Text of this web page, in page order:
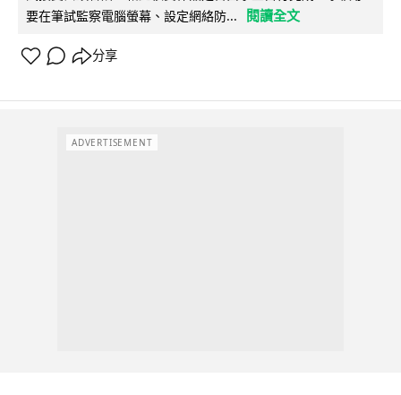
要在筆試監察電腦螢幕、設定網絡防...
閱讀全文
分享
ADVERTISEMENT